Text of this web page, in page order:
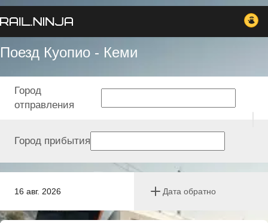
Поезд Куопио - Кеми
16 авг. 2026 Дата обратно
Город
отправления
Город прибытия